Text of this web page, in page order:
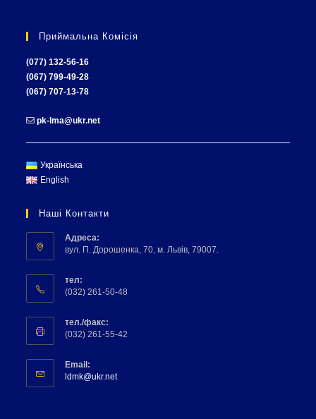
Приймальна Комісія
(077) 132-56-16
(067) 799-49-28
(067) 707-13-78
pk-lma@ukr.net
Українська
English
Наші Контакти
Адреса:
вул. П. Дорошенка, 70, м. Львів, 79007.
тел:
(032) 261-50-48
тел./факс:
(032) 261-55-42
Email:
ldmk@ukr.net